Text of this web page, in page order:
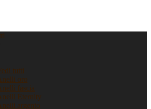
tutti
oro
fascia
Eternity
argento